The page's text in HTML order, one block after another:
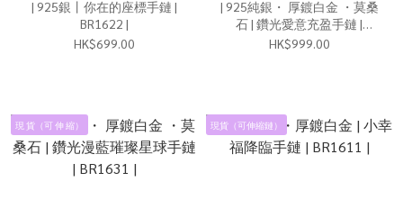
| 925銀丨你在的座標手鏈 |
BR1622 |
HK$699.00
| 925純銀・ 厚鍍白金 ・莫桑
石 | 鑽光愛意充盈手鏈 |
BR1626 |
HK$999.00
現 貨（可 伸 縮） 現貨（可伸縮鏈）